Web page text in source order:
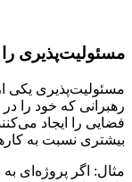
مسئولیت‌پذیری
مسئولیت‌پذیری یکی
رهبرانی که خود را
فضایی را ایجاد
بیشتری نسبت به
مثال: اگر پروژه‌ای به